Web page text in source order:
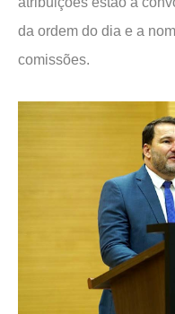
da ordem do dia e a
comissões.